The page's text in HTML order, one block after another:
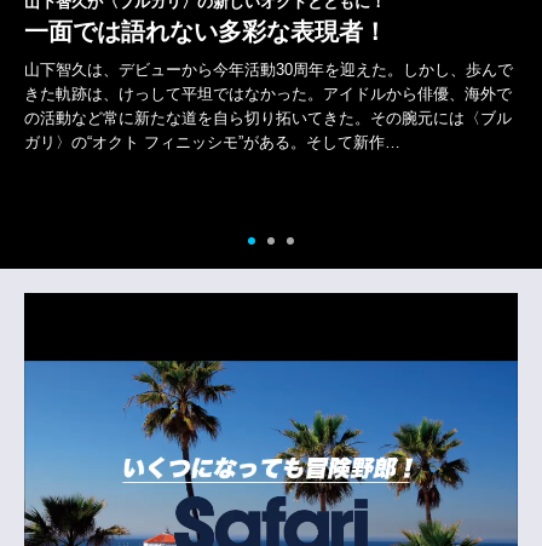
一面では語れない多彩な表現者！
山下智久は、デビューから今年活動30周年を迎えた。しかし、歩んで
きた軌跡は、けっして平坦ではなかった。アイドルから俳優、海外で
の活動など常に新たな道を自ら切り拓いてきた。その腕元には〈ブル
ガリ〉の“オクト フィニッシモ”がある。そして新作…